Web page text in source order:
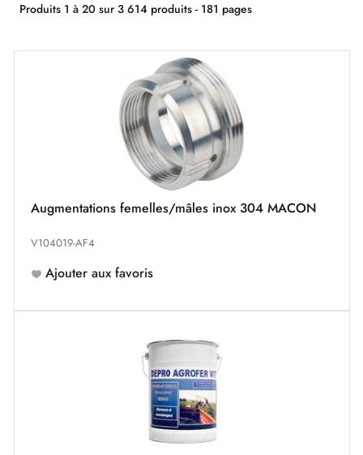
Produits 1 à 20 sur 3 614 produits - 181 pages
Augmentations femelles/mâles inox 304 MACON
V104019-AF4
Ajouter aux favoris